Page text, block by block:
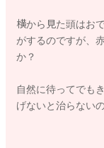
横から見た頭はお
がするのですが、
か？
自然に待ってでも
げないと治らない